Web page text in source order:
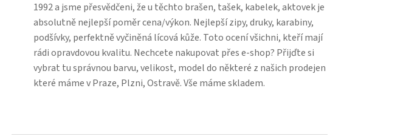
1992 a jsme přesvědčeni, že u těchto brašen, tašek, kabelek, aktovek je
absolutně nejlepší poměr cena/výkon. Nejlepší zipy, druky, karabiny,
podšívky, perfektně vyčiněná lícová kůže. Toto ocení všichni, kteří mají
rádi opravdovou kvalitu. Nechcete nakupovat přes e-shop? Přijďte si
vybrat tu správnou barvu, velikost, model do některé z našich prodejen
které máme v Praze, Plzni, Ostravě. Vše máme skladem.